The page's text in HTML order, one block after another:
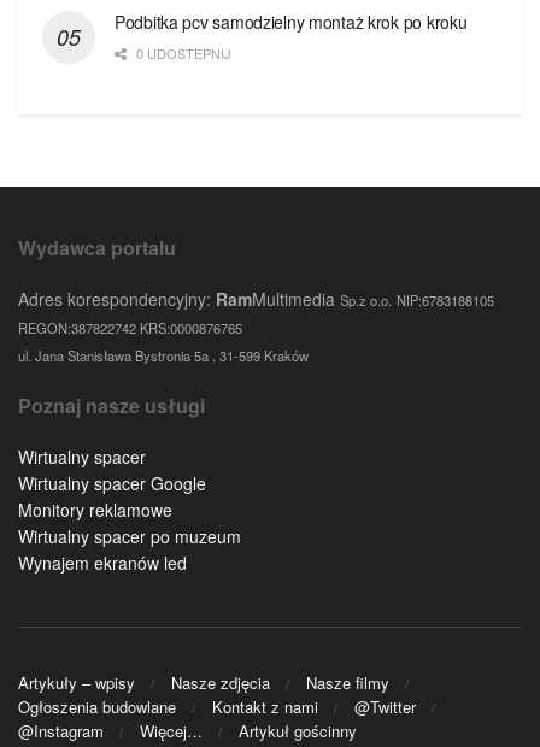
Podbitka pcv samodzielny montaż krok po kroku
0 UDOSTEPNIJ
Wydawca portalu
Adres korespondencyjny: RamMultimedia Sp.z o.o. NIP:6783188105
REGON:387822742 KRS:0000876765
ul. Jana Stanisława Bystronia 5a , 31-599 Kraków
Poznaj nasze usługi
Wirtualny spacer
Wirtualny spacer Google
Monitory reklamowe
Wirtualny spacer po muzeum
Wynajem ekranów led
Artykuły – wpisy Nasze zdjęcia
Nasze filmy
Ogłoszenia budowlane
Kontakt z nami
@Twitter
@Instagram
Więcej… Artykuł gościnny